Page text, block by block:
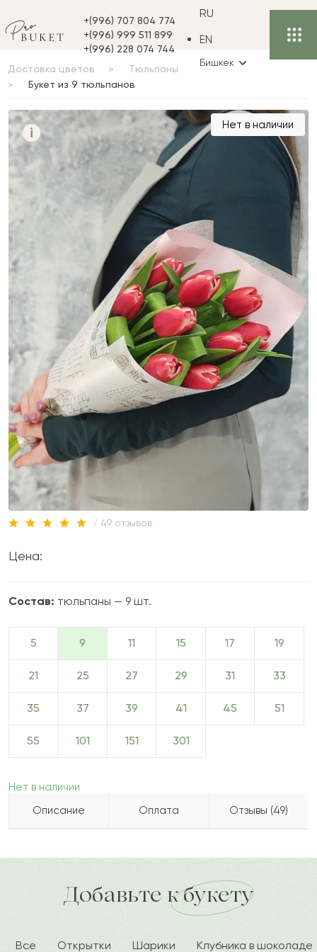
+(996) 707 804 774
+(996) 999 511 899
+(996) 228 074 744
RU
EN
Бишкек
Доставка цветов
Тюльпаны
Букет из 9 тюльпанов
i
Букет из 9 тюльпанов Нет в наличии
/ 49 отзывов
Цена:
Состав: тюльпаны — 9 шт.
5 9 11 15 17 19
21 25 27 29 31 33
35 37 39 41 45 51
55 101 151 301
Нет в наличии
Описание
Оплата Отзывы (49)
Изысканные цветы символизируют восхищение,
уважение. С помощью композиции можно пожелать
доставка по городу в течение часа
Б 2022-09-26
Буби
2022-07-16
Добавьте к букету
Все Открытки Шарики Клубника в шоколаде